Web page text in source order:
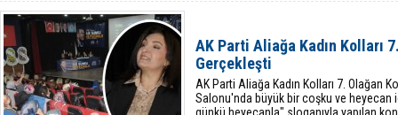
AK Parti Aliağa Kadın Kolları
Gerçekleşti
AK Parti Aliağa Kadın Kolları 7. Olağan
Salonu'nda büyük bir coşku ve